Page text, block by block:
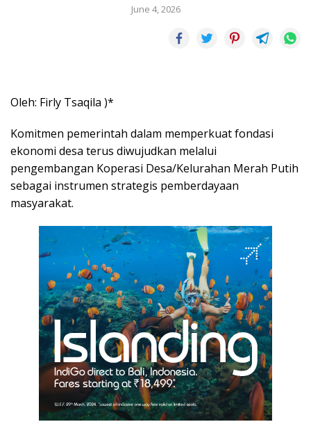
June 4, 2026
Oleh: Firly Tsaqila )*
Komitmen pemerintah dalam memperkuat fondasi
ekonomi desa terus diwujudkan melalui
pengembangan Koperasi Desa/Kelurahan Merah Putih
sebagai instrumen strategis pemberdayaan
masyarakat.